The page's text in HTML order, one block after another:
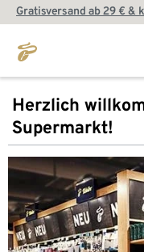
Gratisversand ab 29 € &
Herzlich
Supermarkt!